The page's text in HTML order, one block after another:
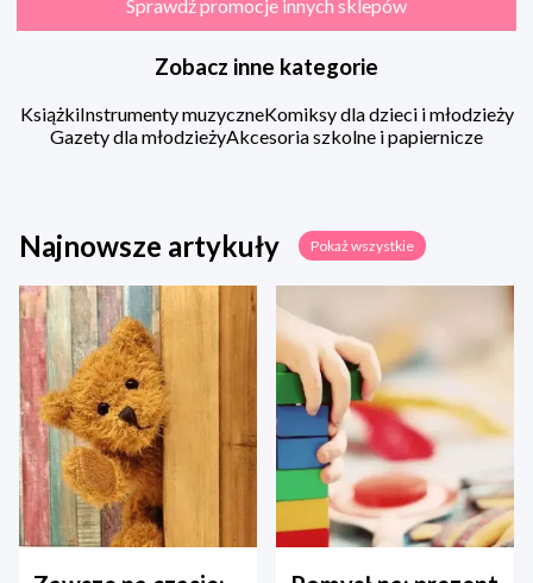
Sprawdź promocje innych sklepów
Zobacz inne kategorie
KsiążkiInstrumenty muzyczneKomiksy dla dzieci i młodzieży
Gazety dla młodzieżyAkcesoria szkolne i papiernicze
Najnowsze artykuły Pokaż wszystkie